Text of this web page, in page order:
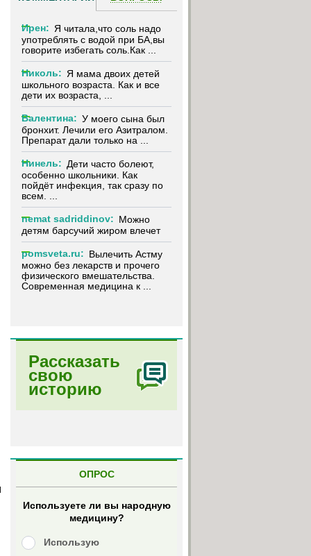
Ирен: Я читала,что соль надо
употреблять с водой при БА,вы
говорите избегать соль.Как ...
Николь: Я мама двоих детей
школьного возраста. Как и все
дети их возраста, ...
Валентина: У моего сына был
бронхит. Лечили его Азитралом.
Препарат дали только на ...
Нинель: Дети часто болеют,
особенно школьники. Как
пойдёт инфекция, так сразу по
всем. ...
nemat sadriddinov: Можно
детям барсучий жиром влечет
pomsveta.ru: Вылечить Астму
можно без лекарств и прочего
физического вмешательства.
Современная медицина к ...
Рассказать
свою
историю
ОПРОС
Используете ли вы народную
медицину?
Использую